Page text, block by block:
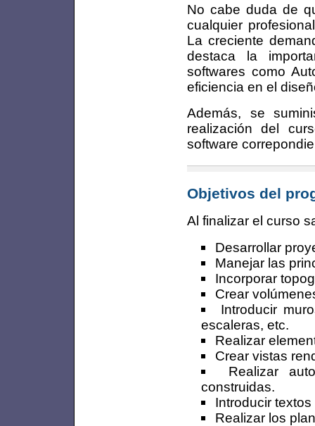
No cabe duda de
cualquier
La creciente
destaca la
softwares como
eficiencia en el
Además, se
realización del
software
Objetivos del
Al finalizar el curso
Desarrollar
Manejar las
Incorporar
Crear
Introducir
escaleras, etc.
Realizar
Crear vistas
Realizar
construidas.
Introducir
Realizar los